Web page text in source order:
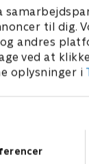
til dig.
andres
ved at
oplysninger i